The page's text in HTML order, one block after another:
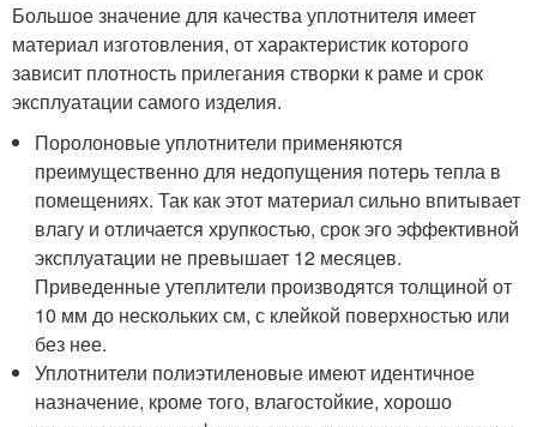
Большое значение для качества уплотнителя имеет
материал изготовления, от характеристик которого
зависит плотность прилегания створки к раме и срок
эксплуатации самого изделия.
Поролоновые уплотнители применяются
преимущественно для недопущения потерь тепла в
помещениях. Так как этот материал сильно впитывает
влагу и отличается хрупкостью, срок эго эффективной
эксплуатации не превышает 12 месяцев.
Приведенные утеплители производятся толщиной от
10 мм до нескольких см, с клейкой поверхностью или
без нее.
Уплотнители полиэтиленовые имеют идентичное
назначение, кроме того, влагостойкие, хорошо